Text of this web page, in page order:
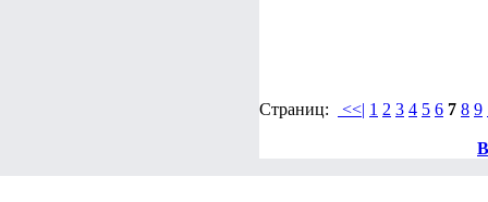
Страниц: <<| 1 2 3 4 5 6 7 8 9